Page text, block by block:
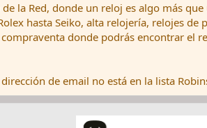
la Red, donde un reloj es algo más
hasta Seiko, alta relojería, relojes
donde podrás encontrar el
de email no está en la lista